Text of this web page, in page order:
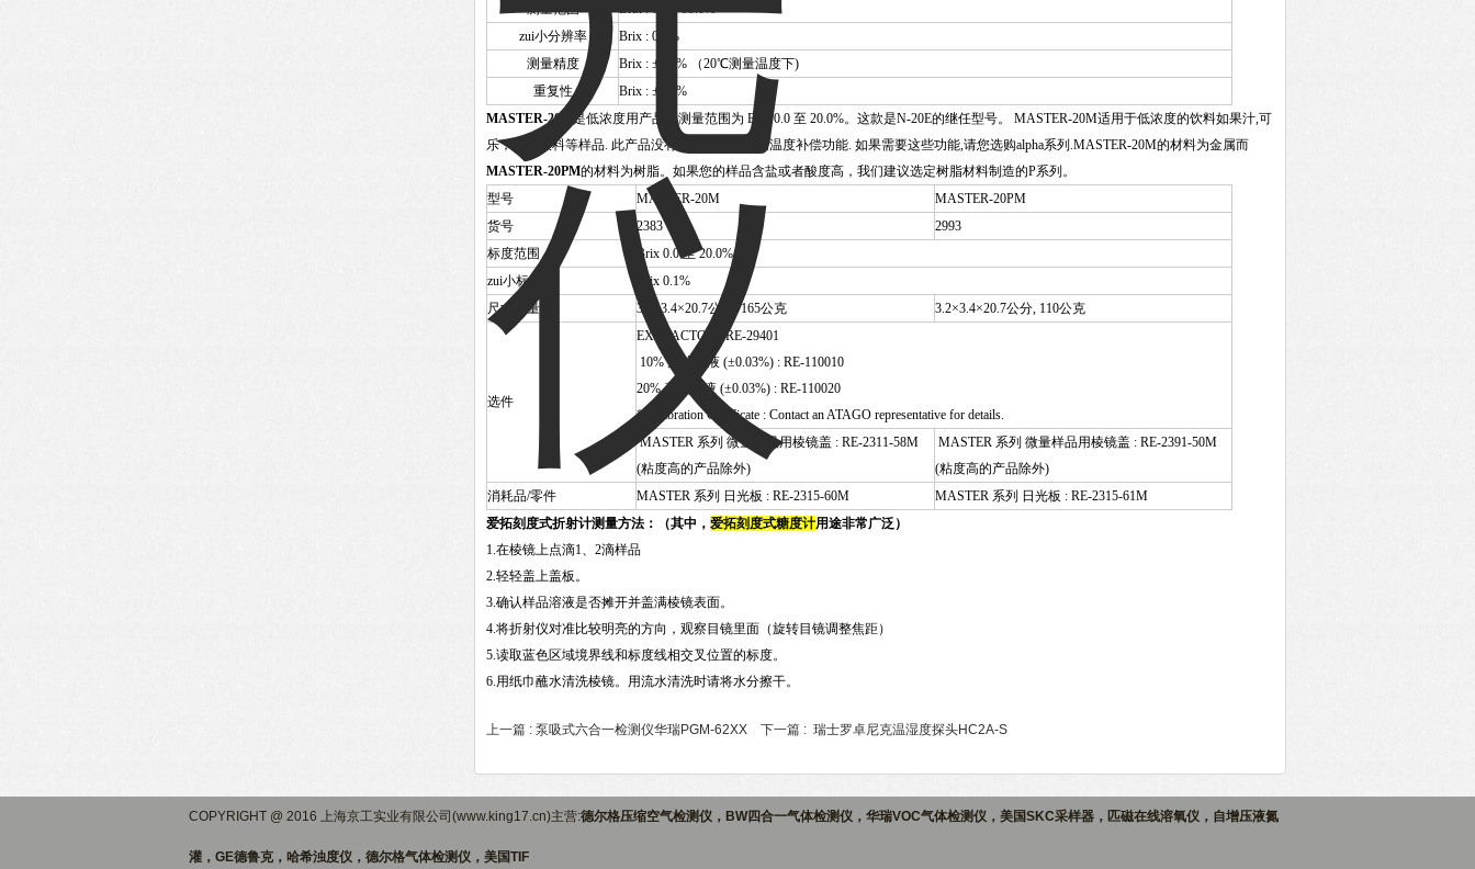
测量范围
Brix : 0.0～53.0%
zui小分辨率
Brix : 0.2%
测量精度
Brix : ±0.2% （20℃测量温度下)
重复性
Brix : ±0.1%
MASTER-20M
是低浓度用产品。测量范围为 Brix 0.0 至 20.0%。这款是N-20E的继任型号。 MASTER-20M适用于低浓度的饮料如果汁,可
乐，清凉饮料等样品. 此产品没有防水功能及自动温度补偿功能. 如果需要这些功能,请您选购alpha系列.MASTER-20M的材料为金属而
MASTER-20PM的材料为树脂。如果您的样品含盐或者酸度高，我们建议选定树脂材料制造的P系列。
型号
MASTER-20M
MASTER-20PM
货号
2383
2993
标度范围
Brix 0.0 至 20.0%
zui小标度
Brix 0.1%
尺寸重量
3.2×3.4×20.7公分, 165公克 3.2×3.4×20.7公分, 110公克
选件
EXTRACTOR : RE-29401
10% 蔗糖溶液 (±0.03%) : RE-110010
20% 蔗糖溶液 (±0.03%) : RE-110020
* Calibration Certificate : Contact an ATAGO representative for details.
MASTER 系列 微量样品用棱镜盖 : RE-2311-58M
(粘度高的产品除外)
MASTER 系列 微量样品用棱镜盖 : RE-2391-50M
(粘度高的产品除外)
消耗品/零件
MASTER 系列 日光板 : RE-2315-60M
MASTER 系列 日光板 : RE-2315-61M
爱拓刻度式折射计测量方法：（其中， 爱拓刻度式糖度计用途非常广泛）
1.在棱镜上点滴1、2滴样品
2.轻轻盖上盖板。
3.确认样品溶液是否摊开并盖满棱镜表面。
4.将折射仪对准比较明亮的方向，观察目镜里面（旋转目镜调整焦距）
5.读取蓝色区域境界线和标度线相交叉位置的标度。
6.用纸巾蘸水清洗棱镜。用流水清洗时请将水分擦干。
上一篇 : 泵吸式六合一检测仪华瑞PGM-62XX 下一篇 : 瑞士罗卓尼克温湿度探头HC2A-S
COPYRIGHT @ 2016 上海京工实业有限公司(www.king17.cn)主营:德尔格压缩空气检测仪，BW四合一气体检测仪，华瑞VOC气体检测仪，美国SKC采样器，匹磁在线溶氧仪，自增压液氮
灌，GE德鲁克，哈希浊度仪，德尔格气体检测仪，美国TIF